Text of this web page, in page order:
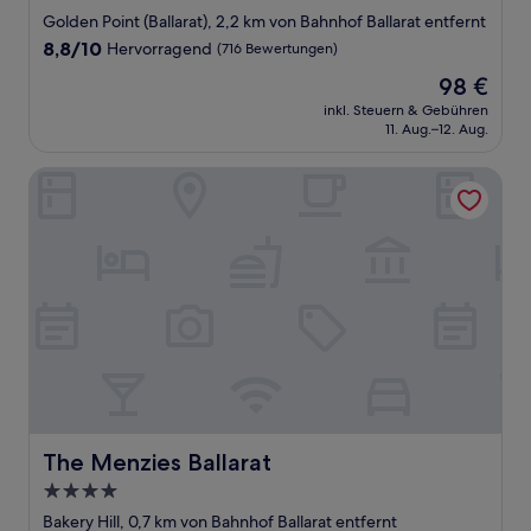
Sterne-
Unterkunft
Golden Point (Ballarat), 2,2 km von Bahnhof Ballarat entfernt
8.8
8,8/10 Hervorragend (716 Bewertungen)
Der
Preis
beträgt
98 €
inkl. Steuern & Gebühren
11. Aug.–12. Aug.
The Menzies Ballarat
The Menzies Ballarat
4.0-
Sterne-
Bakery Hill, 0,7 km von Bahnhof Ballarat entfernt